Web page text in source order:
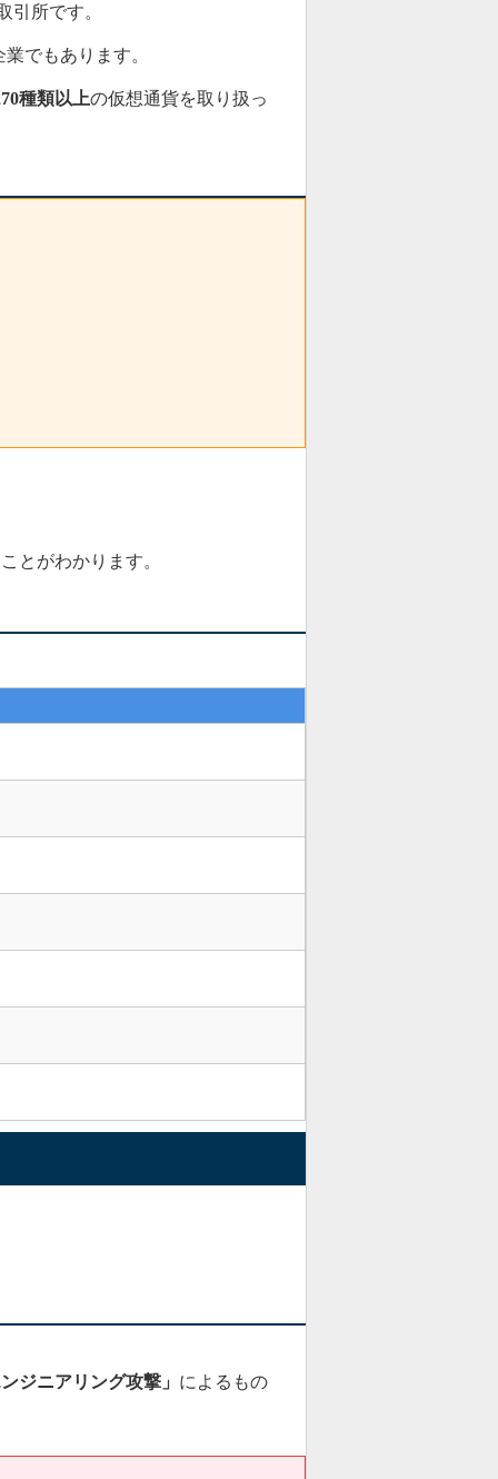
引所です。
でもあります。
種類以上の仮想通貨を取り扱っ
とがわかります。
ジニアリング攻撃」 によるもの